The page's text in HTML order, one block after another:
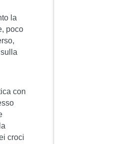
la
poco
con
croci